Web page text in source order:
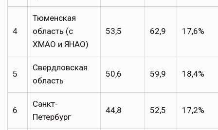
4
Тюменская
область (с
ХМАО и ЯНАО)
53,5 62,9 17,6%
5
Свердловская
область
50,6 59,9 18,4%
6
Санкт-
Петербург
44,8 52,5 17,2%